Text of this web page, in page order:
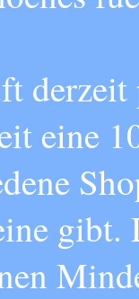
derzeit
eine
gibt.